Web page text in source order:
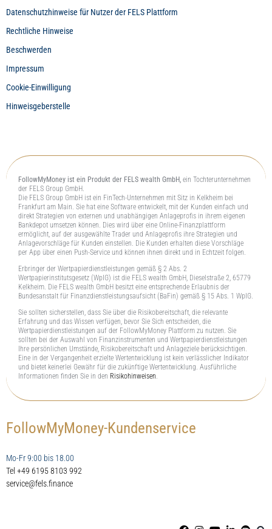
Datenschutzhinweise für Nutzer der FELS Plattform
Rechtliche Hinweise
Beschwerden
Impressum
Cookie-Einwilligung
Hinweisgeberstelle
FollowMyMoney ist ein Produkt der FELS wealth GmbH,ein Tochterunternehmen
der FELS Group GmbH.
Die FELS Group GmbH ist ein FinTech-Unternehmen mit Sitz in Kelkheim bei
Frankfurt am Main. Sie hat eine Software entwickelt, mit der Kunden einfach und
direkt Strategien von externen und unabhängigen Anlageprofis in ihrem eigenen
Bankdepot umsetzen können. Dies wird über eine Online-Finanzplattform
ermöglicht, auf der ausgewählte Trader und Anlageprofis ihre Strategien und
Anlagevorschläge für Kunden einstellen. Die Kunden erhalten diese Vorschläge
per App über einen Push-Service und können ihnen direkt und in Echtzeit folgen.
Erbringer der Wertpapierdienstleistungen gemäß § 2 Abs. 2
Wertpapierinstitutsgesetz (WpIG) ist die FELS wealth GmbH, Dieselstraße 2, 65779
Kelkheim. Die FELS wealth GmbH besitzt eine entsprechende Erlaubnis der
Bundesanstalt für Finanzdienstleistungsaufsicht (BaFin) gemäß § 15 Abs. 1 WpIG.
Sie sollten sicherstellen, dass Sie über die Risikobereitschaft, die relevante
Erfahrung und das Wissen verfügen, bevor Sie Sich entscheiden, die
Wertpapierdienstleistungen auf der FollowMyMoney Plattform zu nutzen. Sie
sollten bei der Auswahl von Finanzinstrumenten und Wertpapierdienstleistungen
Ihre persönlichen Umstände, Risikobereitschaft und Anlageziele berücksichtigen.
Eine in der Vergangenheit erzielte Wertentwicklung ist kein verlässlicher Indikator
und bietet keinerlei Gewähr für die zukünftige Wertentwicklung. Ausführliche
Informationen finden Sie in den Risikohinweisen.
FollowMyMoney-Kundenservice
Mo-Fr 9:00 bis 18.00
Tel +49 6195 8103 992
service@fels.finance